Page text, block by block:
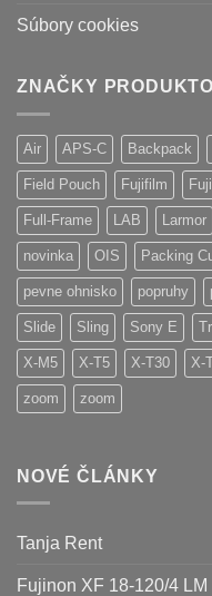
Súbory cookies
ZNAČKY
Air APS-C Backpack
Field Pouch Fujifilm
Full-Frame LAB Larmor
novinka OIS Packing
pevne ohnisko popruhy
Slide Sling Sony E
X-M5 X-T5 X-T30 X-
zoom zoom
NOVÉ ČLÁNKY
Tanja Rent
Fujinon XF 18-120/4 LM